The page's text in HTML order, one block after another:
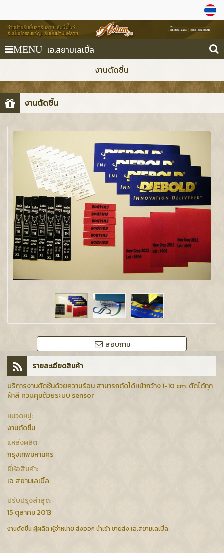
MENU เอ.สยามเลเบิ้ล
งานตัดชิ้น
งานตัดชิ้น
สอบถาม
รายละเอียดสินค้า
บริการงานตัดช้ินด้วยความร้อน สามารถตัดได้หน้ากว้าง 1-10 cm. ตัดได้ทุก
ผ้าสี ควบคุมด้วยระบบ sensor
หมวดหมู่:
งานตัดชิ้น
แหล่งผลิต:
กรุงเทพมหานคร
ยี่ห้อสินค้า:
เอ สยามเลเบิ้ล
ปรับปรุงล่าสุด:
15 ตุลาคม 2013
งานตัดชิ้น ผู้ผลิต ผู้จำหน่าย ส่งออก นำเข้า ขายส่ง เอ.สยามเลเบิ้ล